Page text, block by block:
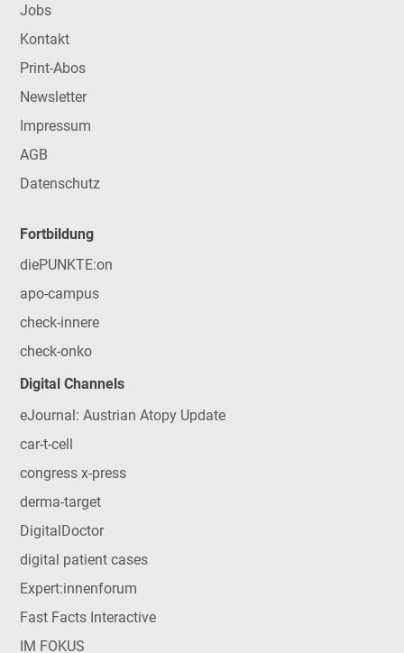
Jobs
Kontakt
Print-Abos
Newsletter
Impressum
AGB
Datenschutz
Fortbildung
diePUNKTE:on
apo-campus
check-innere
check-onko
Digital Channels
eJournal: Austrian Atopy Update
car-t-cell
congress x-press
derma-target
DigitalDoctor
digital patient cases
Expert:innenforum
Fast Facts Interactive
IM FOKUS